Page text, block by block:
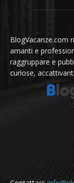
BlogVacanze.com
amanti e
raggruppare e
curiose,